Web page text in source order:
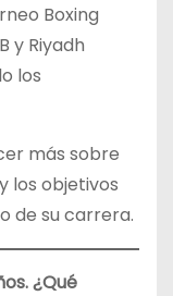
Boxing
y Riyadh
los
más sobre
los objetivos
de su carrera.
¿Qué